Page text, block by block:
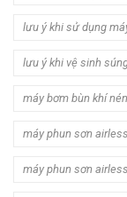
lưu ý khi sử dụng
lưu ý khi vệ sinh
máy bơm bùn khí nén
máy phun sơn
máy phun sơn